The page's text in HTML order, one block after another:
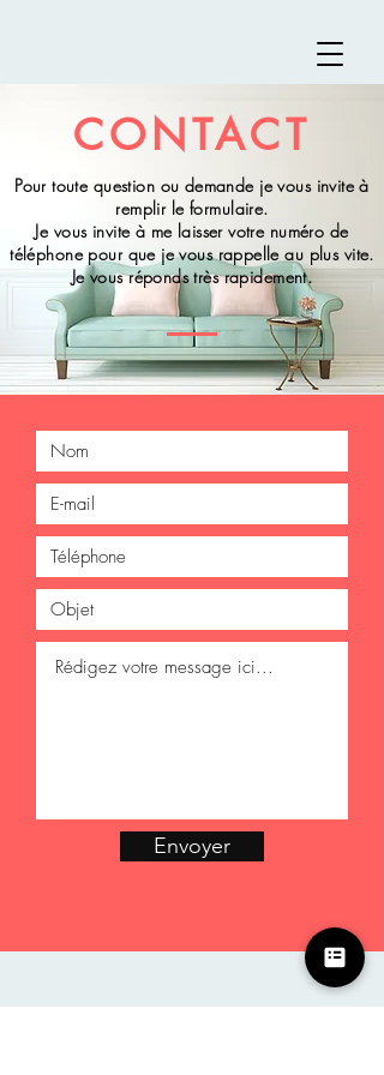
CONTACT
Pour toute question ou demande je vous invite à
remplir le formulaire.
Je vous invite à me laisser votre numéro de
téléphone pour que je vous rappelle au plus vite.
Je vous réponds très rapidement.
Envoyer